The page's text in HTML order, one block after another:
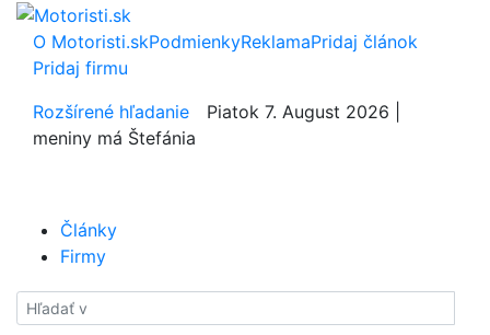
O Motoristi.skPodmienkyReklamaPridaj článok
Pridaj firmu
Rozšírené hľadanie
Piatok 7. August 2026 |
meniny má Štefánia
Články
Firmy
Hladať